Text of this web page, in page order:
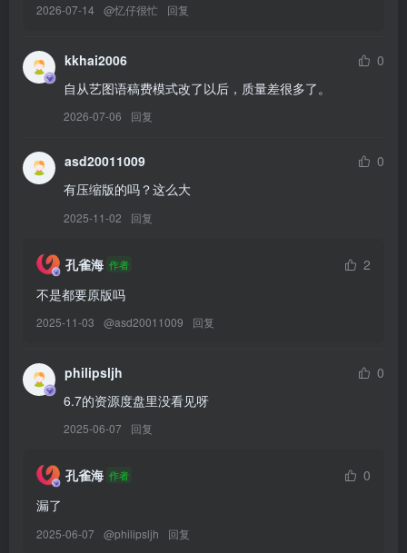
[YITUYU艺图语]2026.02.25 梦核千纸鹤 咩咩[17P／205MB]
[YITUYU艺图语]2026.02.25 早樱[28P／394MB]
[YITUYU艺图语]2026.02.25 女儿心总如水 佳佳[10P／38MB]
[YITUYU艺图语]2026.02.25 夜宴 蔸小黄鸡[9P／101MB]
[YITUYU艺图语]2026.02.25 唐贵妃赏梅 微微不微辣[12P／217MB]
[YITUYU艺图语]2026.02.25 修勾女友 不是地球鱼[36P／375MB]
[YITUYU艺图语]2026.02.25 主人不在家顽皮女仆树哥的摸鱼时光 夏
树友人帐[24P／180MB]
[YITUYU艺图语]2026.02.25 一段关于等待与放空的海边心事[17P／
195MB]
[7.30]
[YITUYU艺图语]2026.02.25 宝钗宝钗[17P／115MB]
[YITUYU艺图语]2026.02.25 Black Line FINO[13P／67MB]
[YITUYU艺图语]2026.02.24 复原仕女图｜荷 顾小满[20P／162MB]
[YITUYU艺图语]2026.02.22 清冷荷 顾小满[13P／232MB]
[YITUYU艺图语]2026.02.21 大明少女[11P／80MB]
[YITUYU艺图语]2026.02.19 大祭司 九上天[15P／281MB]
2026-07-14 @忆仔很忙 回复
kkhai2006
0
自从艺图语稿费模式改了以后，质量差很多了。
2026-07-06 回复
asd20011009
0
有压缩版的吗？这么大
2025-11-02 回复
孔雀海 作者
2
不是都要原版吗
2025-11-03 @asd20011009 回复
philipsljh
0
6.7的资源度盘里没看见呀
2025-06-07 回复
孔雀海 作者
0
漏了
2025-06-07 @philipsljh 回复